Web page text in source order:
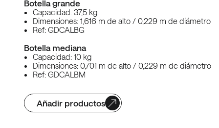
Botella grande
Capacidad: 37,5 kg
Dimensiones: 1,616 m de alto / 0,229 m de diámetro
Ref: GDCALBG
Botella mediana
Capacidad: 10 kg
Dimensiones: 0,701 m de alto / 0,229 m de diámetro
Ref: GDCALBM
Añadir productos